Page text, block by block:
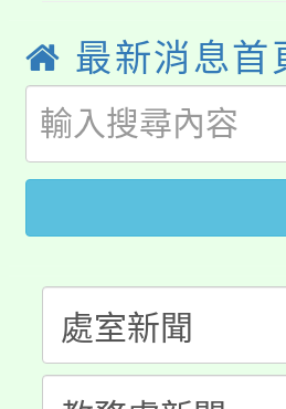
局官網。
8月14至27
開!
115年桃園
田徑場及
桃園市低
視費優惠
半價優惠
者。
大園自造
份教師增
份教師研習
淨零綠生
會
115年食農
最新消息首